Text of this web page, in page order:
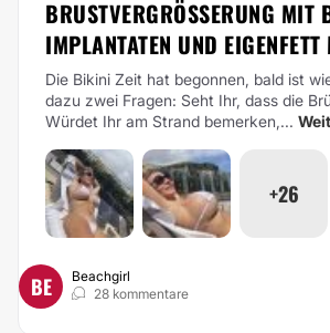
BRUSTVERGRÖSSERUNG MIT
MPLANTATEN UND
Die Bikini Zeit hat begonnen, bald ist
dazu zwei Fragen: Seht Ihr, dass die
Würdet Ihr am Strand bemerken,...
+26
BE
Beachgirl
28 kommentare